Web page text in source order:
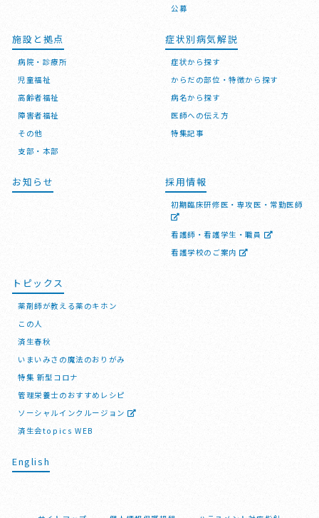
公募
施設と拠点
病院・診療所
児童福祉
高齢者福祉
障害者福祉
その他
支部・本部
症状別病気解説
症状から探す
からだの部位・特徴から探す
病名から探す
医師への伝え方
特集記事
お知らせ 採用情報
初期臨床研修医・専攻医・常勤医師
看護師・看護学生・職員
看護学校のご案内
トピックス
薬剤師が教える薬のキホン
この人
済生春秋
いまいみさの魔法のおりがみ
特集 新型コロナ
管理栄養士のおすすめレシピ
ソーシャルインクルージョン
済生会topics WEB
English